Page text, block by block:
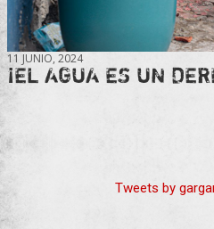
11 JUNIO, 2024
¡EL AGUA ES UN
Tweets by